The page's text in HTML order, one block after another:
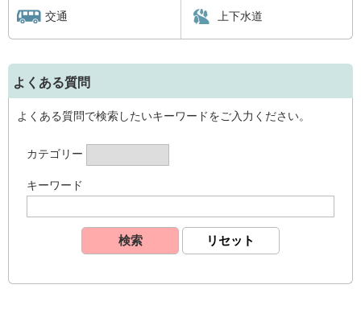
交通 上下水道
よくある質問
よくある質問で検索したいキーワードをご入力ください。
カテゴリー
キーワード